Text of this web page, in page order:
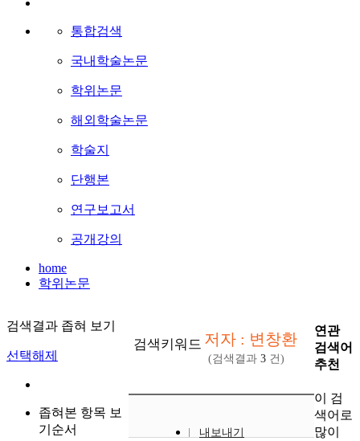
통합검색
국내학술논문
학위논문
해외학술논문
학술지
단행본
연구보고서
공개강의
home
학위논문
검색결과 좁혀 보기
선택해제
좁혀본 항목 보
기순서
검색키워드 저자 : 변창환
(검색결과 3 건)
내보내기
연관
검색어
추천
이 검
색어로
많이